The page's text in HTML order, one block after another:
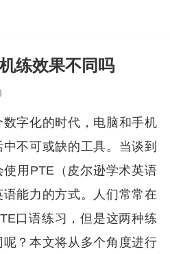
练效果不同吗
字化的时代，电脑和手机
不可或缺的工具。当谈到
用PTE（皮尔逊学术英语
能力的方式。人们常常在
口语练习，但是这两种练
？本文将从多个角度进行